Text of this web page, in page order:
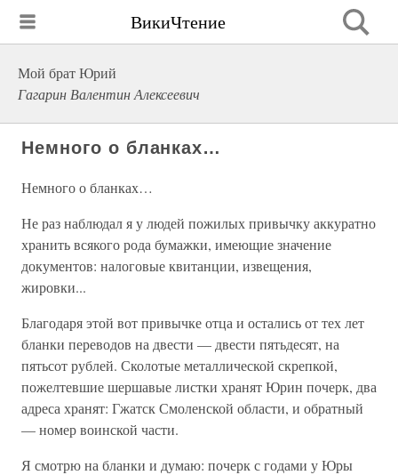
ВикиЧтение
Мой брат Юрий
Гагарин Валентин Алексеевич
Немного о бланках…
Немного о бланках…
Не раз наблюдал я у людей пожилых привычку аккуратно
хранить всякого рода бумажки, имеющие значение
документов: налоговые квитанции, извещения,
жировки...
Благодаря этой вот привычке отца и остались от тех лет
бланки переводов на двести — двести пятьдесят, на
пятьсот рублей. Сколотые металлической скрепкой,
пожелтевшие шершавые листки хранят Юрин почерк, два
адреса хранят: Гжатск Смоленской области, и обратный
— номер воинской части.
Я смотрю на бланки и думаю: почерк с годами у Юры